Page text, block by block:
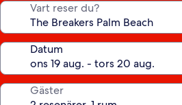
Vart reser du?
Datum
Gäster